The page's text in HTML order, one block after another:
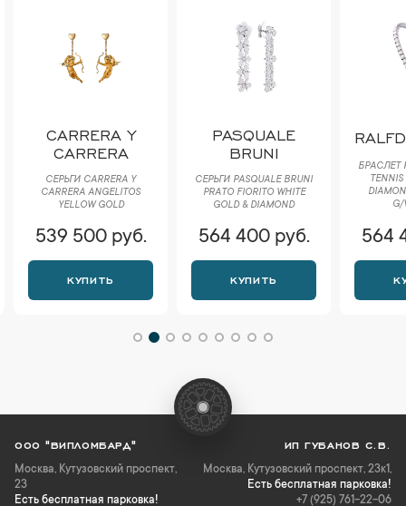
CARRERA Y
CARRERA
СЕРЬГИ CARRERA Y
CARRERA ANGELITOS
YELLOW GOLD
539 500 руб.
КУПИТЬ
PASQUALE
BRUNI
СЕРЬГИ PASQUALE BRUNI
РRАTО FIORITO WHITE
GOLD & DIAMOND
564 400 руб.
КУПИТЬ
БРАСЛЕТ
G/
564
ООО "ВИПЛОМБАРД"
Москва, Кутузовский проспект,
23
Есть бесплатная парковка!
ИП ГУБАНОВ С.В.
Москва, Кутузовский проспект, 23к1,
Есть бесплатная парковка!
+7 (925) 761-22-06